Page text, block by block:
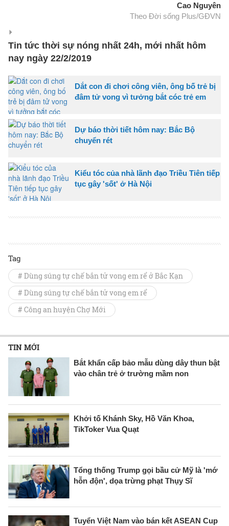
Cao Nguyên
Theo Đời sống Plus/GĐVN
Tin tức thời sự nóng nhất 24h, mới nhất hôm
nay ngày 22/2/2019
Dắt con đi chơi công viên, ông bố trẻ bị
đâm tử vong vì tưởng bắt cóc trẻ em
Dự báo thời tiết hôm nay: Bắc Bộ
chuyển rét
Kiểu tóc của nhà lãnh đạo Triều Tiên tiếp
tục gây 'sốt' ở Hà Nội
Tag
# Dùng súng tự chế bắn tử vong em rể ở Bắc Kạn
# Dùng súng tự chế bắn tử vong em rể
# Công an huyện Chợ Mới
TIN MỚI
Bắt khẩn cấp bảo mẫu dùng dây thun bật
vào chân trẻ ở trường mầm non
Khởi tố Khánh Sky, Hồ Văn Khoa,
TikToker Vua Quạt
Tổng thống Trump gọi bầu cử Mỹ là 'mớ
hỗn độn', dọa trừng phạt Thụy Sĩ
Tuyển Việt Nam vào bán kết ASEAN Cup